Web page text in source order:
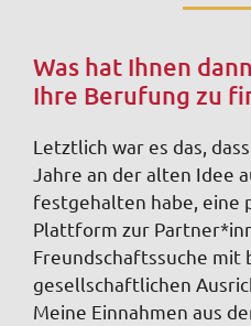
Was hat Ihnen
Ihre Berufung zu
Letztlich war es das,
Jahre an der alten Idee
festgehalten habe, eine
Plattform zur
Freundschaftssuche mit
gesellschaftlichen
Meine Einnahmen aus